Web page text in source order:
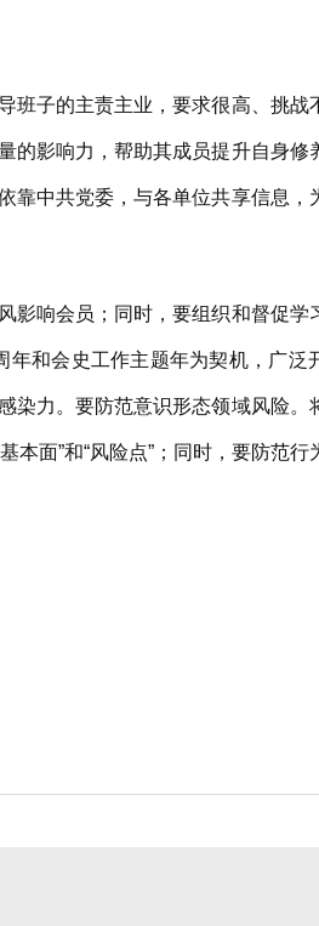
子的主责主业，要求很高、挑战
的影响力，帮助其成员提升自身修
靠中共党委，与各单位共享信息，
响会员；同时，要组织和督促学
和会史工作主题年为契机，广泛
染力。要防范意识形态领域风险。
面”和“风险点”；同时，要防范行